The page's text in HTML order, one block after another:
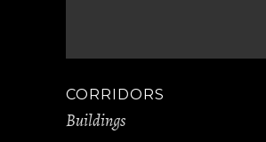
CORRIDORS
Buildings